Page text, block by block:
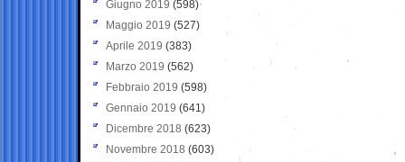
Giugno 2019 (598)
Maggio 2019 (527)
Aprile 2019 (383)
Marzo 2019 (562)
Febbraio 2019 (598)
Gennaio 2019 (641)
Dicembre 2018 (623)
Novembre 2018 (603)